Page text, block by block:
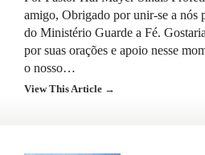
amigo, Obrigado por unir-se a nós
do Ministério Guarde a Fé.
por suas orações e apoio nesse
o nosso…
View This Article →